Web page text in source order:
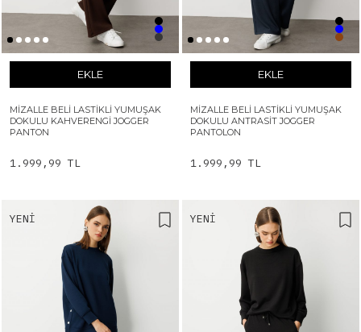
EKLE
MIZALLE BELI LASTIKLI YUMUŞAK
DOKULU KAHVERENGI JOGGER
PANTON
1.999,99 TL
EKLE
MIZALLE BELI LASTIKLI YUMUŞAK
DOKULU ANTRASIT JOGGER
PANTOLON
1.999,99 TL
YENI YENI